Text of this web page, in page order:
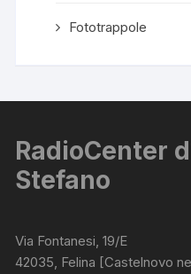
Fototrappole
RadioCenter
Stefano
Via Fontanesi, 19/E
42035, Felina [Castelnovo